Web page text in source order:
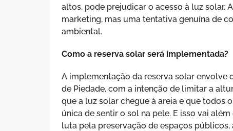
altos, pode prejudicar o acesso à luz solar.
marketing, mas uma tentativa genuína de
ambiental.
Como a reserva solar será implementada?
A implementação da reserva solar envolve
de Piedade, com a intenção de limitar a
que a luz solar chegue à areia e que todos
única de sentir o sol na pele. E isso vai
luta pela preservação de espaços